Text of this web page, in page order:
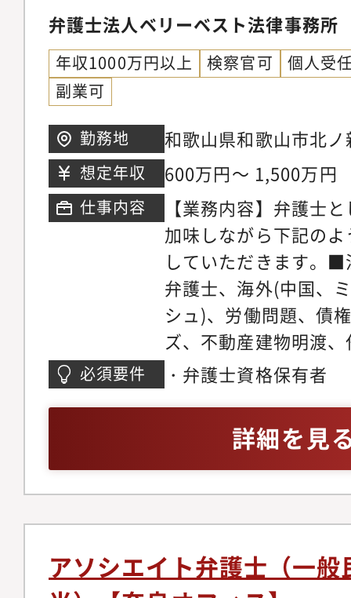
ニーズに応じ、今後
以上に大きく切り込
ます。【サポート制
事務所では業務支援
研修実施やオフィス
おります。領域が広
領域についてミスマ
やかなサポート体制
リアステップについ
い分野の仕事に触れ
関心の高い分野で専
だきます。ゆくゆく
戦しつつ後輩弁護士
だきます。経験を積
師や、メディアへの
の】◆幅広い分野/豊
ているパラリーガル
士が多くの案件に専
き、短期間で弁護士
事ができる環境です
マーケティング・営
事務所では各専門チ
の段階から弁護士が
います。マーケティ
助けを借りながら、
きるかを弁護士が主
た、顧客獲得の見込
ロージングの段階で
をお願いしている為
着けることが可能で
ネスモデルでの実務
事務所の中には、価
り、実績が少なく専
朗会計とクライアン
弁護士法人ベリーベスト法律事務所
年収1000万円以上 検察官可
個人受
副業可
勤務地
和歌山県和歌山市北
ビル4階※希望考慮の
想定年収 600万円～ 1,500万円
仕事内容
【業務内容】弁護士
加味しながら下記の
していただきます。
弁護士、海外(中国、
シュ)、労働問題、債
ズ、不動産建物明渡
件、不動産・法人登
務、コーポレートガ
チャー法務、IPO法
件、紛争案件、知的
テイメント、国際取
個人のお客様向け交
金請求、離婚問題、
産相続、労働問題、
必須要件 ・弁護士資格保有者
詳細を見
アソシエイト弁護士（一